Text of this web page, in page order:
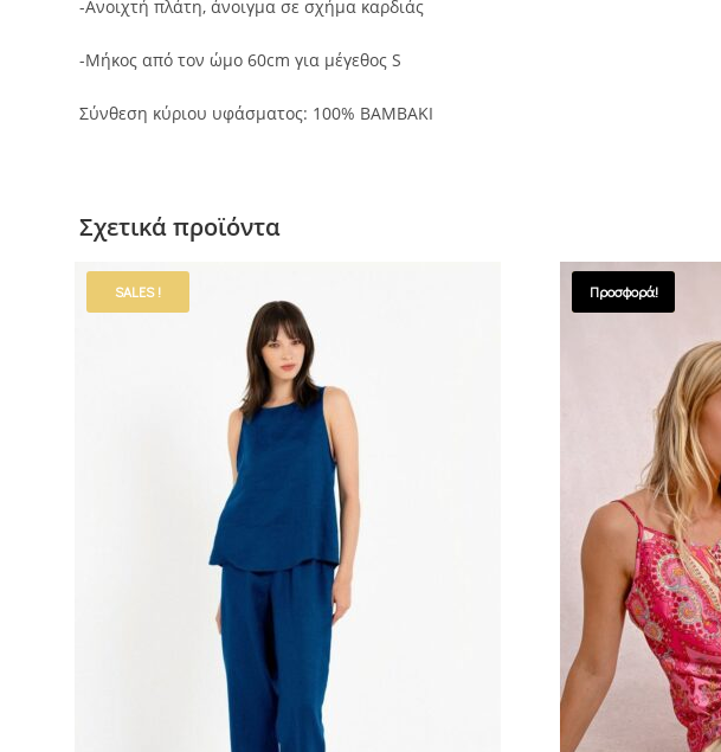
-Ανοιχτή πλάτη, άνοιγμα σε σχήμα καρδιάς
-Μήκος από τον ώμο 60cm για μέγεθος S
Σύνθεση κύριου υφάσματος: 100% ΒΑΜΒΑΚΙ
Σχετικά προϊόντα
SALES ! SALES !
Προσφορά!